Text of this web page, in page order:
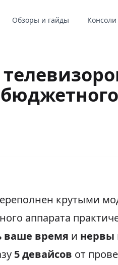
Обзоры и гайды Консоли
крутыми
аппарата
ваше время и нервы
5 девайсов от